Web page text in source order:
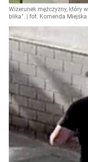
Wizerunek mężczyzny, który
blika". | fot. Komenda